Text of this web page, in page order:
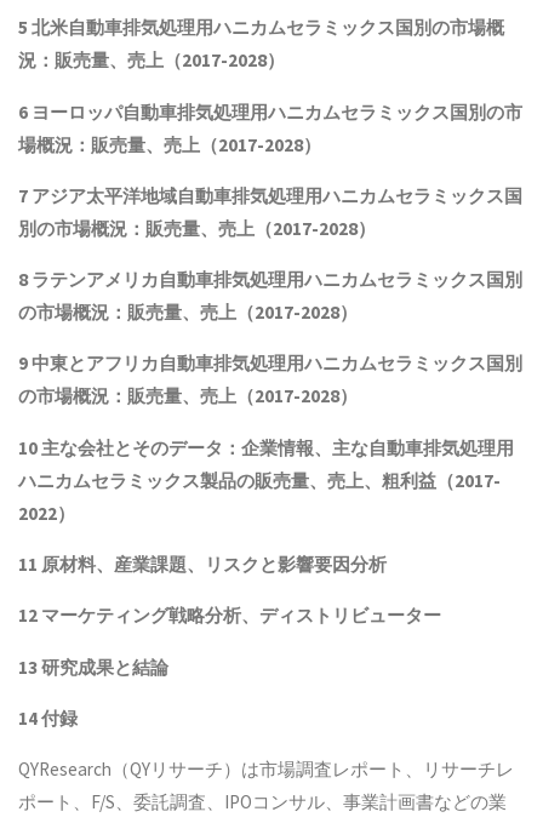
5 北米自動車排気処理用ハニカムセラミックス 国別の市場概
況 ：販売量、売上（2017-2028）
6 ヨーロッパ自動車排気処理用ハニカムセラミックス国別の市
場概況：販売量、売上（2017-2028）
7 アジア太平洋地域自動車排気処理用ハニカムセラミックス国
別の市場概況：販売量、売上（2017-2028）
8 ラテンアメリカ自動車排気処理用ハニカムセラミックス国別
の市場概況：販売量、売上（2017-2028）
9 中東とアフリカ自動車排気処理用ハニカムセラミックス 国別
の市場概況：販売量、売上（2017-2028）
10 主な会社とそのデータ ：企業情報、主な自動車排気処理用
ハニカムセラミックス製品の販売量、売上、粗利益（2017-
2022）
11 原材料、産業課題、リスクと影響要因分析
12 マーケティング戦略分析、ディストリビューター
13 研究成果と結論
14 付録
QYResearch（QYリサーチ）は市場調査レポート、リサーチレ
ポート、F/S、委託調査、IPOコンサル、事業計画書などの業